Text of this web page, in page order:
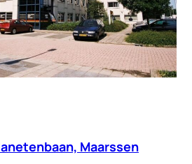
Maarssen